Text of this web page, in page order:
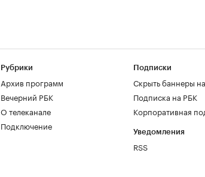
Рубрики
Архив программ
Вечерний РБК
О телеканале
Подключение
Подписки
Скрыть баннеры
Подписка на РБК
Корпоративная
Уведомления
RSS